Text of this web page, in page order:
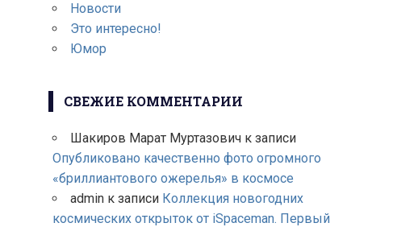
Новости
Это интересно!
Юмор
СВЕЖИЕ КОММЕНТАРИИ
Шакиров Марат Муртазовичк записи
Опубликовано качественно фото огромного
«бриллиантового ожерелья» в космосе
adminк записи Коллекция новогодних
космических открыток от iSpaceman. Первый